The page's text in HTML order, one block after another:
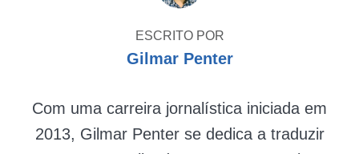
ESCRITO POR
Gilmar Penter
Com uma carreira jornalística iniciada em
2013, Gilmar Penter se dedica a traduzir